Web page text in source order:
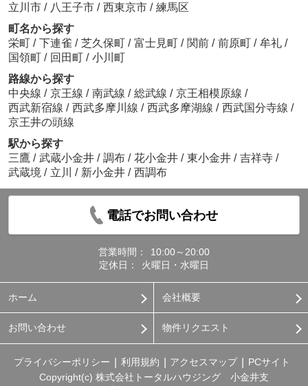
立川市 / 八王子市 / 西東京市 / 練馬区
町名から探す
栄町 / 下連雀 / 芝久保町 / 富士見町 / 関前 / 前原町 / 牟礼 /
国領町 / 回田町 / 小川町
路線から探す
中央線 / 京王線 / 南武線 / 総武線 / 京王相模原線 /
西武新宿線 / 西武多摩川線 / 西武多摩湖線 / 西武国分寺線 /
京王井の頭線
駅から探す
三鷹 / 武蔵小金井 / 調布 / 花小金井 / 東小金井 / 吉祥寺 /
武蔵境 / 立川 / 新小金井 / 西調布
電話でお問い合わせ
営業時間：
10:00～20:00
定休日：
火曜日・水曜日
ホーム 会社概要
お問い合わせ 物件リクエスト
プライバシーポリシー 利用規約 アクセスマップ
PCサイト
Copyright(c) 株式会社トータルハウジング 小金井支